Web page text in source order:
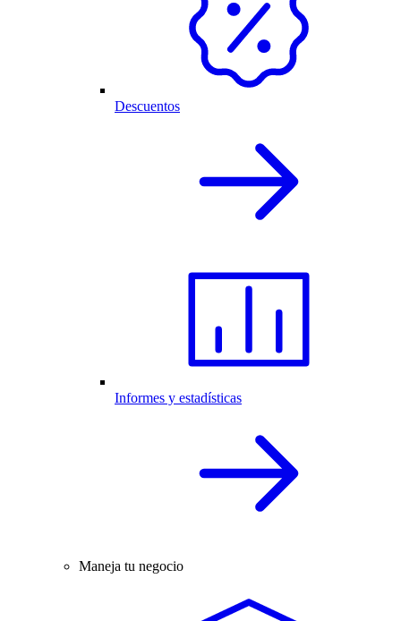
Descuentos
Informes y estadísticas
Maneja tu negocio